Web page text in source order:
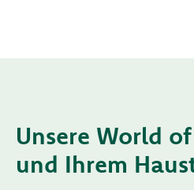
Unsere World
und Ihrem